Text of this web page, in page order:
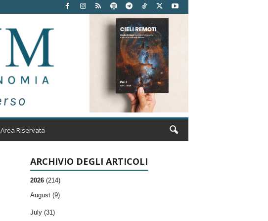
Area Riservata
ARCHIVIO DEGLI ARTICOLI
2026 (214)
August (9)
July (31)